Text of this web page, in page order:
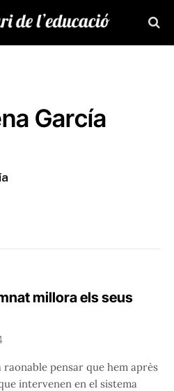
García
millora els seus
pensar que hem après
intervenen en el sistema